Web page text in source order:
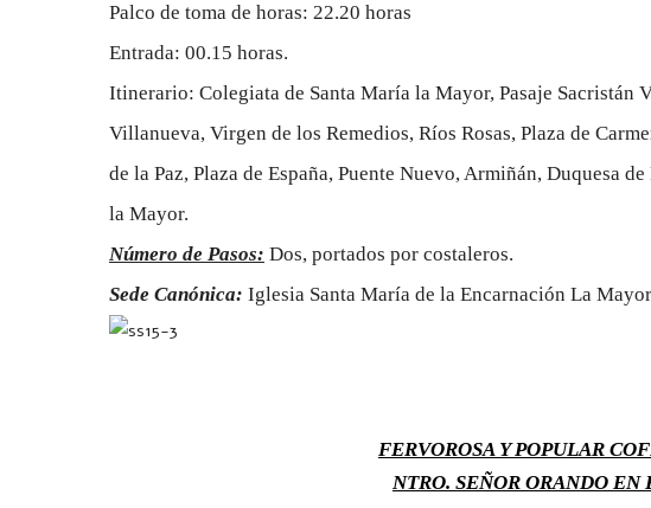
Palco de toma de horas: 22.20 horas
Entrada: 00.15 horas.
Itinerario: Colegiata de Santa María la Mayor, Pasaje Sacristán
Villanueva, Virgen de los Remedios, Ríos Rosas, Plaza de
de la Paz, Plaza de España, Puente Nuevo, Armiñán, Duquesa
la Mayor.
Número de Pasos: Dos, portados por costaleros.
Sede Canónica: Iglesia Santa María de la Encarnación La
FERVOROSA Y POPULAR
NTRO. SEÑOR ORANDO